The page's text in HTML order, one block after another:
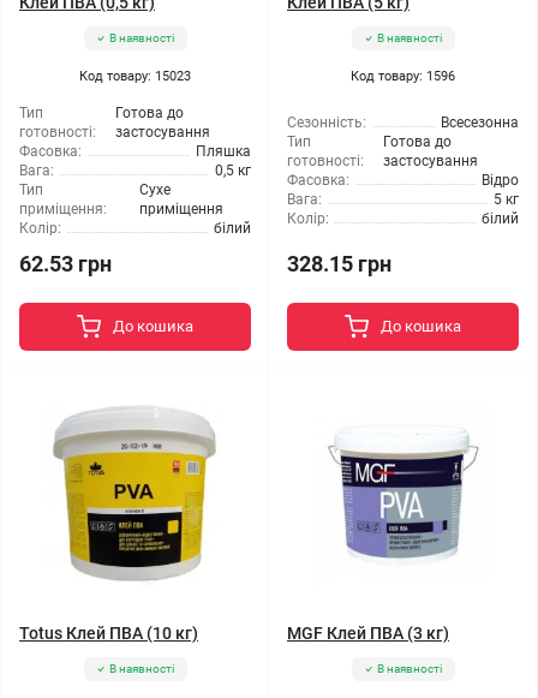
В наявності
Код товару: 15023
Тип
готовності:
Готова до
застосування
Фасовка:
Пляшка
Вага:
0,5 кг
Тип
приміщення:
Сухе
приміщення
Колір:
білий
62.53 грн
До кошика
В наявності
Код товару: 1596
Сезонність:
Всесезонна
Тип
готовності:
Готова до
застосування
Фасовка:
Відро
Вага:
5 кг
Колір:
білий
328.15 грн
До кошика
Totus Клей ПВА (10 кг)
В наявності
MGF Клей ПВА (3 кг)
В наявності